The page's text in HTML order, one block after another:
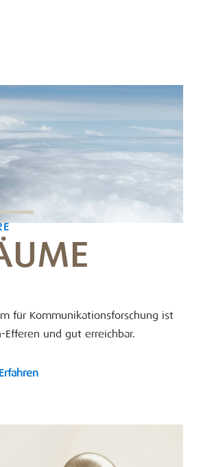
für Kommunikationsforschung ist
Efferen und gut erreichbar.